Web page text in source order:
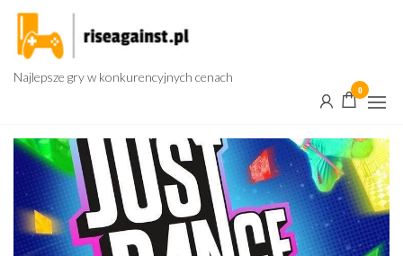
Przejdź
treści
Najlepsze gry w konkurencyjnych cenach
0